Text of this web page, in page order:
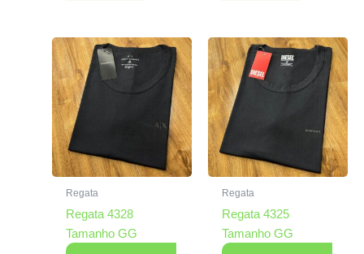
Regata
Regata 4328
Tamanho GG
Regata
Regata 4325
Tamanho GG